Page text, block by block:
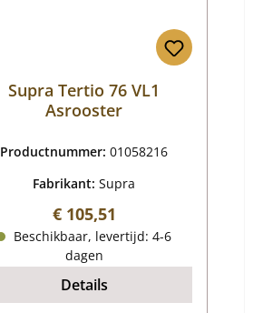
Supra Tertio 76 VL1
Asrooster
Productnummer:01058216
Fabrikant:Supra
Normale prijs:
€ 105,51
Beschikbaar, levertijd: 4-6
dagen
Details